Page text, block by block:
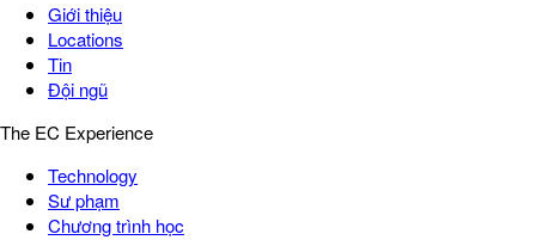
Giới thiệu
Locations
Tin
Đội ngũ
The EC Experience
Technology
Sư phạm
Chương trình học